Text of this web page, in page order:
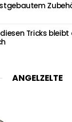
Tricks bleibt
ANGELZELTE